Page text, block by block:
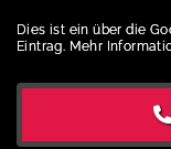
Dies ist ein über die
Eintrag. Mehr